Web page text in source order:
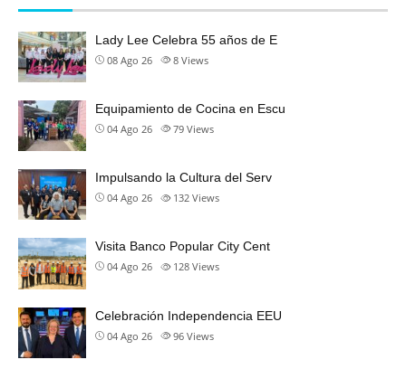
Lady Lee Celebra 55 años de E
08 Ago 26 8 Views
Equipamiento de Cocina en Escu
04 Ago 26 79 Views
Impulsando la Cultura del Serv
04 Ago 26 132 Views
Visita Banco Popular City Cent
04 Ago 26 128 Views
Celebración Independencia EEU
04 Ago 26 96 Views